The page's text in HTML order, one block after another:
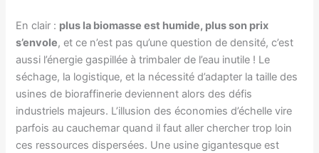
En clair : plus la biomasse est humide, plus son prix
s’envole, et ce n’est pas qu’une question de densité, c’est
aussi l’énergie gaspillée à trimbaler de l’eau inutile ! Le
séchage, la logistique, et la nécessité d’adapter la taille des
usines de bioraffinerie deviennent alors des défis
industriels majeurs. L’illusion des économies d’échelle vire
parfois au cauchemar quand il faut aller chercher trop loin
ces ressources dispersées. Une usine gigantesque est